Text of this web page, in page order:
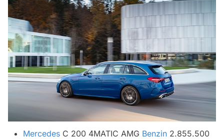
Mercedes C 200 4MATIC AMG Benzin 2.855.500